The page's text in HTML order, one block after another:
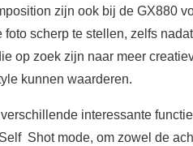
zijn ook bij de GX880
scherp te stellen, zelfs
op zoek zijn naar meer
kunnen waarderen.
interessante
Shot mode, om zowel de